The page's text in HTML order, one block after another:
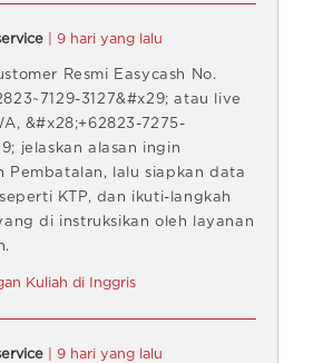
| 9 hari yang lalu
Resmi Easycash No.
3127&#x29; atau live
&#x28;+62823-7275-
jelaskan alasan ingin
Pembatalan, lalu siapkan data
KTP, dan ikuti-langkah
di instruksikan oleh layanan
Kuliah di Inggris
| 9 hari yang lalu